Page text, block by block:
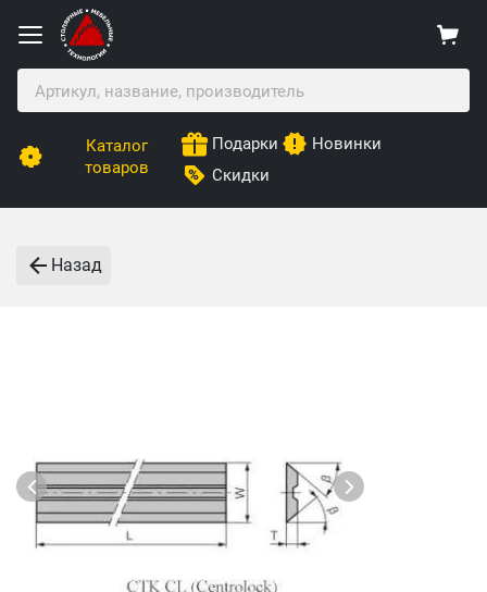
Каталог
товаров
Подарки
Новинки
Скидки
Назад